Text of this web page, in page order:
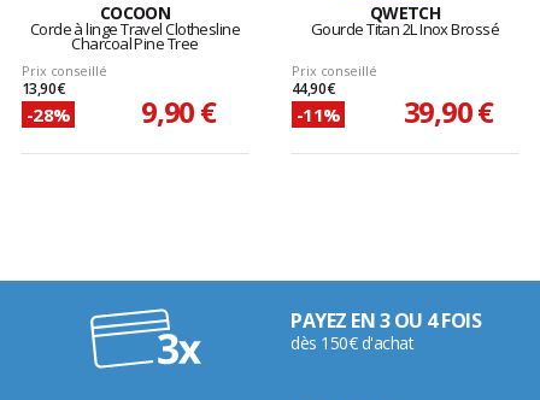
COCOON
Corde à linge Travel Clothesline
Charcoal Pine Tree
Prix conseillé
13,90 €
-28% 9,90 €
QWETCH
Gourde Titan 2L Inox Brossé
Prix conseillé
44,90 €
-11% 39,90 €
PAYEZ EN 3 OU 4 FOIS
dès 150€ d'achat